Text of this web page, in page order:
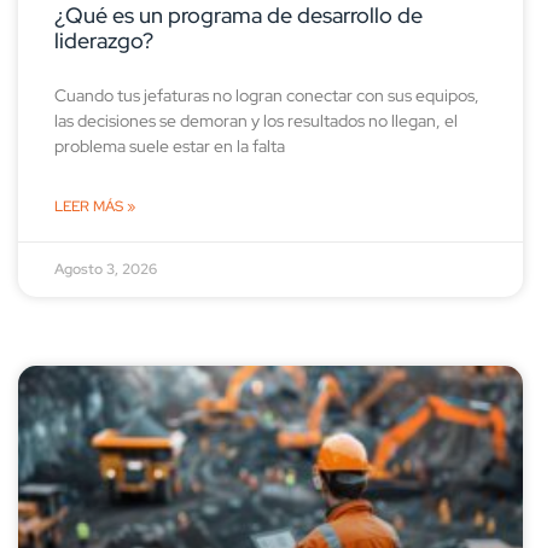
¿Qué es un programa de desarrollo de
liderazgo?
Cuando tus jefaturas no logran conectar con sus equipos,
las decisiones se demoran y los resultados no llegan, el
problema suele estar en la falta
LEER MÁS »
Agosto 3, 2026